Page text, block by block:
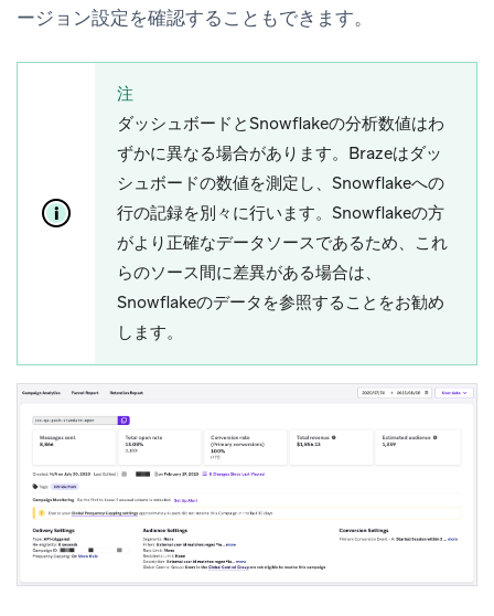
ージョン設定を確認することもできます。
注
ダッシュボードとSnowflakeの分析数値はわ
ずかに異なる場合があります。Brazeはダッ
シュボードの数値を測定し、Snowflakeへの
行の記録を別々に行います。Snowflakeの方
がより正確なデータソースであるため、これ
らのソース間に差異がある場合は、
Snowflakeのデータを参照することをお勧め
します。